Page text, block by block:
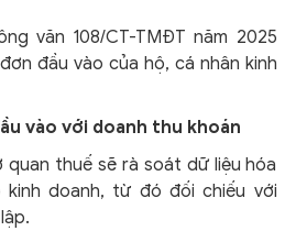
văn 108/CT-TMĐT năm 2025
đầu vào của hộ, cá nhân kinh
vào với doanh thu khoán
quan thuế sẽ rà soát dữ liệu hóa
doanh, từ đó đối chiếu với